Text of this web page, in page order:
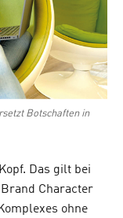
Botschaften in
Das gilt bei
Character
ohne